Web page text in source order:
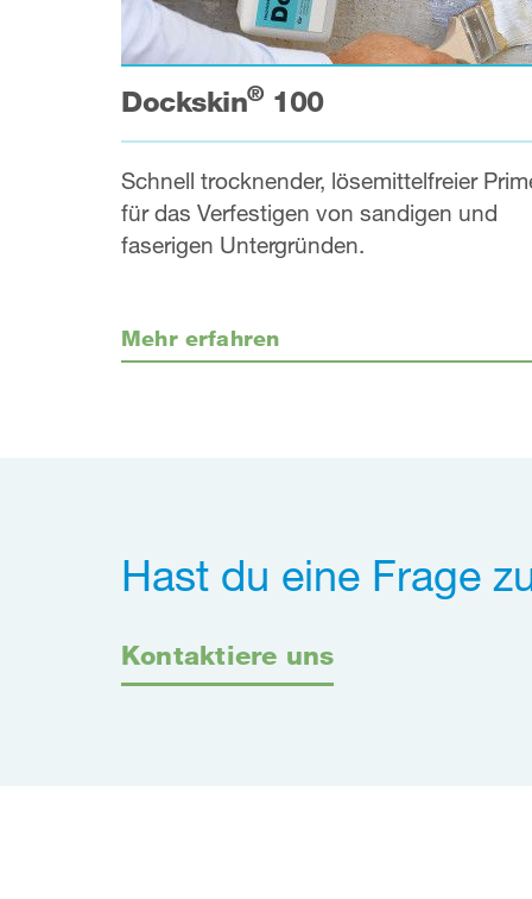
Dockskin®100
Schnell trocknender, lösemittelfreier
für das Verfestigen von sandigen und
faserigen Untergründen.
Mehr erfahren
Hast du eine Frage
Kontaktiere uns